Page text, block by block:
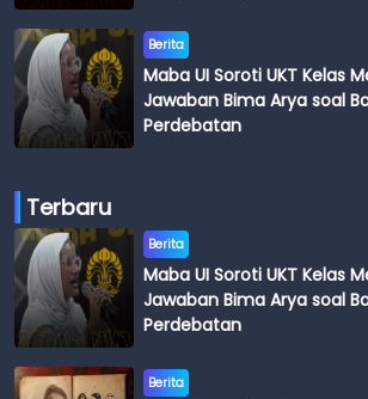
Berita
Maba UI Soroti UKT Kelas
Jawaban Bima Arya soal
Perdebatan
Terbaru
Berita
Maba UI Soroti UKT Kelas
Jawaban Bima Arya soal
Perdebatan
Berita